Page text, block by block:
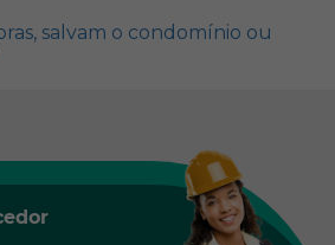
salvam o condomínio ou